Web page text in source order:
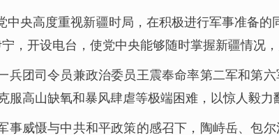
中央高度重视新疆时局，在积极进行军事准备
，开设电台，使党中央能够随时掌握新疆情况
团司令员兼政治委员王震奉命率第二军和第
高山缺氧和暴风肆虐等极端困难，以惊人毅力
事威慑与中共和平政策的感召下，陶峙岳、包